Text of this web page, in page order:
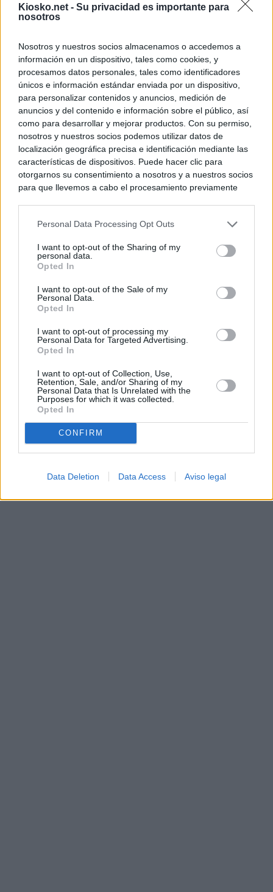
Kiosko.net - Su privacidad es importante para
nosotros
Nosotros y nuestros socios almacenamos o accedemos a
información en un dispositivo, tales como cookies, y
procesamos datos personales, tales como identificadores
únicos e información estándar enviada por un dispositivo,
para personalizar contenidos y anuncios, medición de
anuncios y del contenido e información sobre el público, así
como para desarrollar y mejorar productos. Con su permiso,
nosotros y nuestros socios podemos utilizar datos de
localización geográfica precisa e identificación mediante las
características de dispositivos. Puede hacer clic para
otorgarnos su consentimiento a nosotros y a nuestros socios
para que llevemos a cabo el procesamiento previamente
negar su consentimiento. Tenga en cuenta que algún
de su consentimiento, pero usted tiene el derecho de
rechazar tal procesamiento. Sus preferencias se aplicarán
cualquier momento entrando de nuevo en este sitio web o
visitando nuestra política de privacidad.
Personal Data Processing Opt Outs
I want to opt-out of the Sharing of my
personal data.
Opted In
I want to opt-out of the Sale of my
Personal Data.
Opted In
I want to opt-out of processing my
Personal Data for Targeted Advertising.
Opted In
I want to opt-out of Collection, Use,
Retention, Sale, and/or Sharing of my
Personal Data that Is Unrelated with the
Purposes for which it was collected.
Opted In
CONFIRM
Data Deletion Data Access Aviso legal